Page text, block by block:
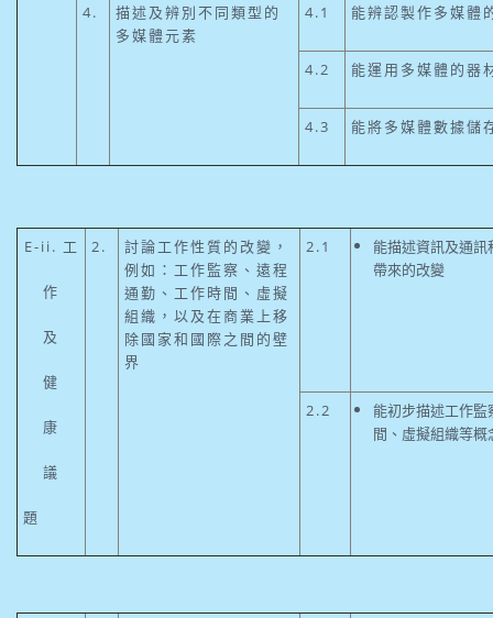
4.
描述及辨別不同類型的
多媒體元素
4.1 能辨認製作多媒體
4.2 能運用多媒體的器
4.3 能將多媒體數據儲
E-ii. 工
作
及
健
康
議
題
2.
討論工作性質的改變，
例如：工作監察、遠程
通勤、工作時間、虛擬
組織，以及在商業上移
除國家和國際之間的壁
界
2.1
能描述資訊及通
帶來的改變
2.2
能初步描述工作
間、虛擬組織等概